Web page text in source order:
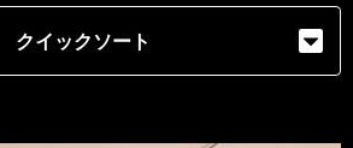
クイックソート